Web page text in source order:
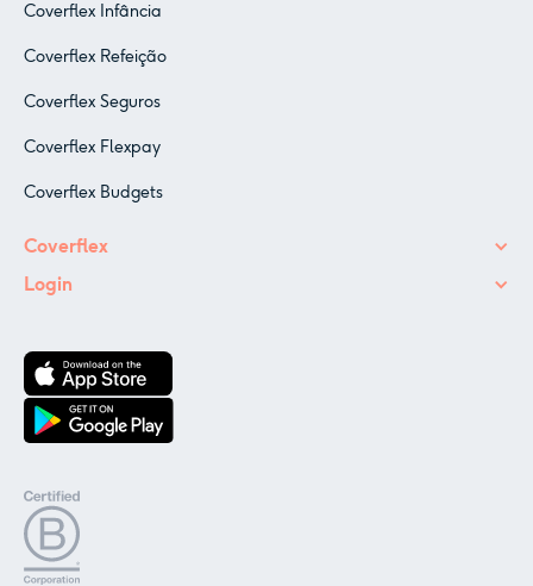
Coverflex Infância
Coverflex Refeição
Coverflex Seguros
Coverflex Flexpay
Coverflex Budgets
Coverflex
Login